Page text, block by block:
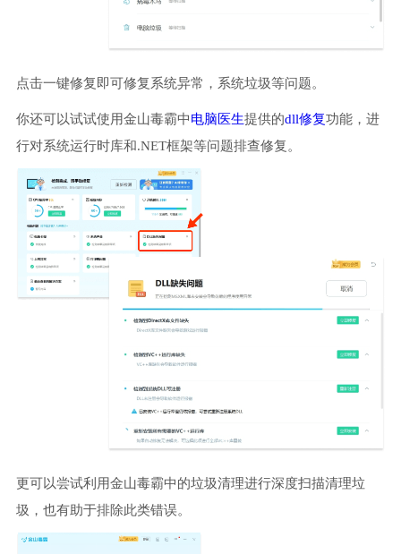
点击一键修复即可修复系统异常，系统垃圾等问题。
你还可以试试使用金山毒霸中电脑医生提供的dll修复功能，进
行对系统运行时库和.NET框架等问题排查修复。
更可以尝试利用金山毒霸中的垃圾清理进行深度扫描清理垃
圾，也有助于排除此类错误。